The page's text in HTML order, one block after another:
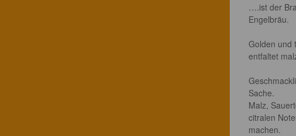
….ist der
Engelbräu.
Golden und
entfaltet
Sache.
Malz,
citralen
machen.